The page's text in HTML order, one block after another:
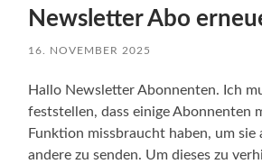
Newsletter Abo
16. NOVEMBER 2025
Hallo Newsletter Abonnenten. Ich
feststellen, dass einige Abonnenten
Funktion missbraucht haben, um sie
andere zu senden. Um dieses zu